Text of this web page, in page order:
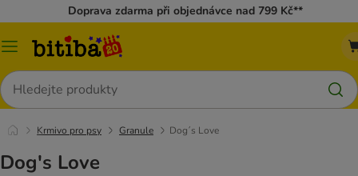
Doprava zdarma při objednávce nad 799 Kč**
Kategorie
Hledat
Krmivo pro psy Granule Dog´s Love
Dog's Love